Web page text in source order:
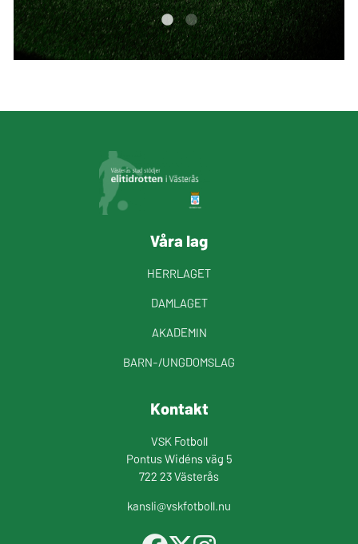
Våra lag
HERRLAGET
DAMLAGET
AKADEMIN
BARN-/UNGDOMSLAG
Kontakt
VSK Fotboll
Pontus Widéns väg 5
722 23 Västerås
kansli@vskfotboll.nu